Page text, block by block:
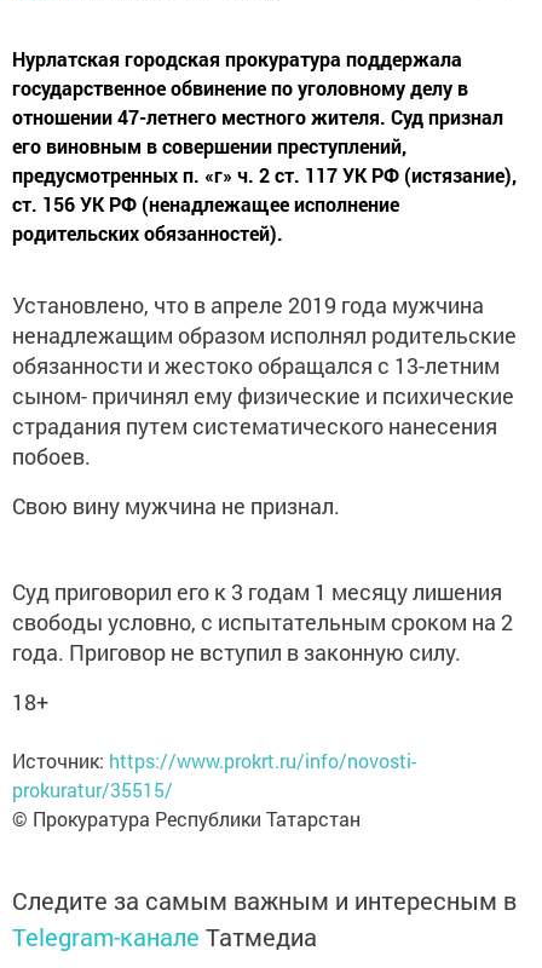
Нурлатская городская прокуратура поддержала
государственное обвинение по уголовному делу в
отношении 47-летнего местного жителя. Суд признал
его виновным в совершении преступлений,
предусмотренных п. «г» ч. 2 ст. 117 УК РФ (истязание),
ст. 156 УК РФ (ненадлежащее исполнение
родительских обязанностей).
Установлено, что в апреле 2019 года мужчина
ненадлежащим образом исполнял родительские
обязанности и жестоко обращался с 13-летним
сыном- причинял ему физические и психические
страдания путем систематического нанесения
побоев.
Свою вину мужчина не признал.
Суд приговорил его к 3 годам 1 месяцу лишения
свободы условно, с испытательным сроком на 2
года. Приговор не вступил в законную силу.
18+
Источник: https://www.prokrt.ru/info/novosti-
prokuratur/35515/
© Прокуратура Республики Татарстан
Следите за самым важным и интересным в
Telegram-канале Татмедиа